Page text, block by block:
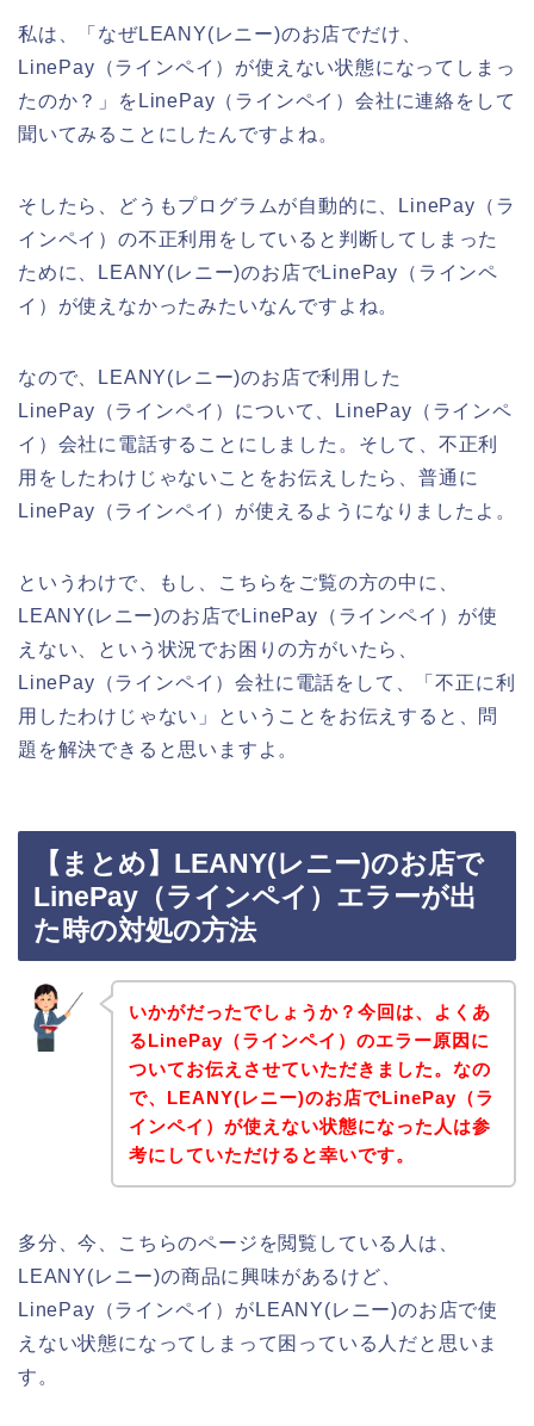
私は、「なぜLEANY(レニー)のお店でだけ、
LinePay（ラインペイ）が使えない状態になってしまっ
たのか？」をLinePay（ラインペイ）会社に連絡をして
聞いてみることにしたんですよね。
そしたら、どうもプログラムが自動的に、LinePay（ラ
インペイ）の不正利用をしていると判断してしまった
ために、LEANY(レニー)のお店でLinePay（ラインペ
イ）が使えなかったみたいなんですよね。
なので、LEANY(レニー)のお店で利用した
LinePay（ラインペイ）について、LinePay（ラインペ
イ）会社に電話することにしました。そして、不正利
用をしたわけじゃないことをお伝えしたら、普通に
LinePay（ラインペイ）が使えるようになりましたよ。
というわけで、もし、こちらをご覧の方の中に、
LEANY(レニー)のお店でLinePay（ラインペイ）が使
えない、という状況でお困りの方がいたら、
LinePay（ラインペイ）会社に電話をして、「不正に利
用したわけじゃない」ということをお伝えすると、問
題を解決できると思いますよ。
【まとめ】LEANY(レニー)のお店で
LinePay（ラインペイ）エラーが出
た時の対処の方法
いかがだったでしょうか？今回は、よくあ
るLinePay（ラインペイ）のエラー原因に
ついてお伝えさせていただきました。なの
で、LEANY(レニー)のお店でLinePay（ラ
インペイ）が使えない状態になった人は参
考にしていただけると幸いです。
多分、今、こちらのページを閲覧している人は、
LEANY(レニー)の商品に興味があるけど、
LinePay（ラインペイ）がLEANY(レニー)のお店で使
えない状態になってしまって困っている人だと思いま
す。